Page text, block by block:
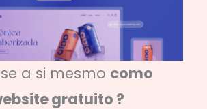
a si mesmo como
gratuito ?